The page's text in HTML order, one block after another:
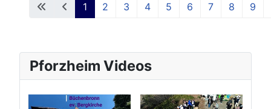
1 2 3 4 5 6 7 8 9
Pforzheim Videos